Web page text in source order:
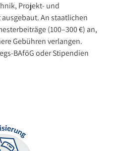
Projekt- und
An staatlichen
(100–300 €) an,
Gebühren verlangen.
BAföG oder Stipendien